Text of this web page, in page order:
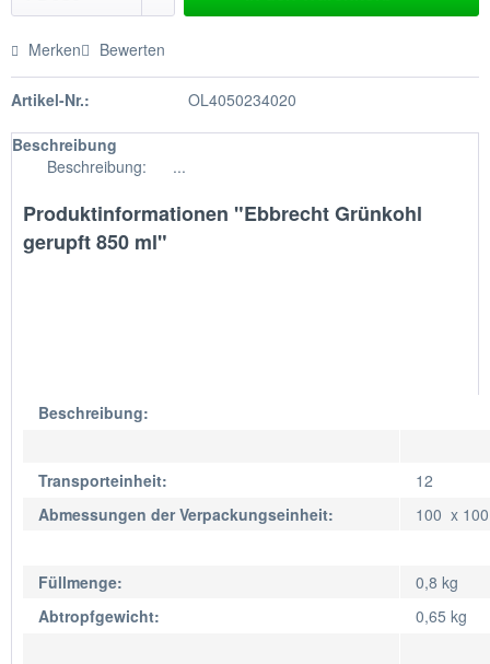
Merken Bewerten
Artikel-Nr.: OL4050234020
Beschreibung
Beschreibung: ...
Produktinformationen "Ebbrecht Grünkohl
gerupft 850 ml"
Beschreibung:
Transporteinheit:
12
Abmessungen der Verpackungseinheit:
100 x
Füllmenge:
0,8 kg
Abtropfgewicht:
0,65 kg